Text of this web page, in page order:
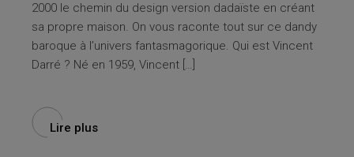
2000 le chemin du design version dadaïste en créant
sa propre maison. On vous raconte tout sur ce dandy
baroque à l’univers fantasmagorique. Qui est Vincent
Darré ? Né en 1959, Vincent […]
Lire plus